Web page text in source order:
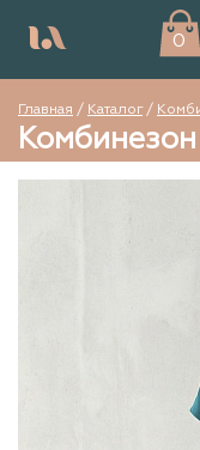
0
Главная / Каталог/